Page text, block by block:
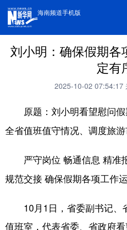
海南频道手机版
刘小明：确保假期各
定有
2025-10-02 07:54:17
原题：刘小明看望慰问
全省值班值守情况、调度旅
严守岗位 畅通信息 精准
规范交接 确保假期各项工作
10月1日，省委副书记、
值班室，代表省委、省政府